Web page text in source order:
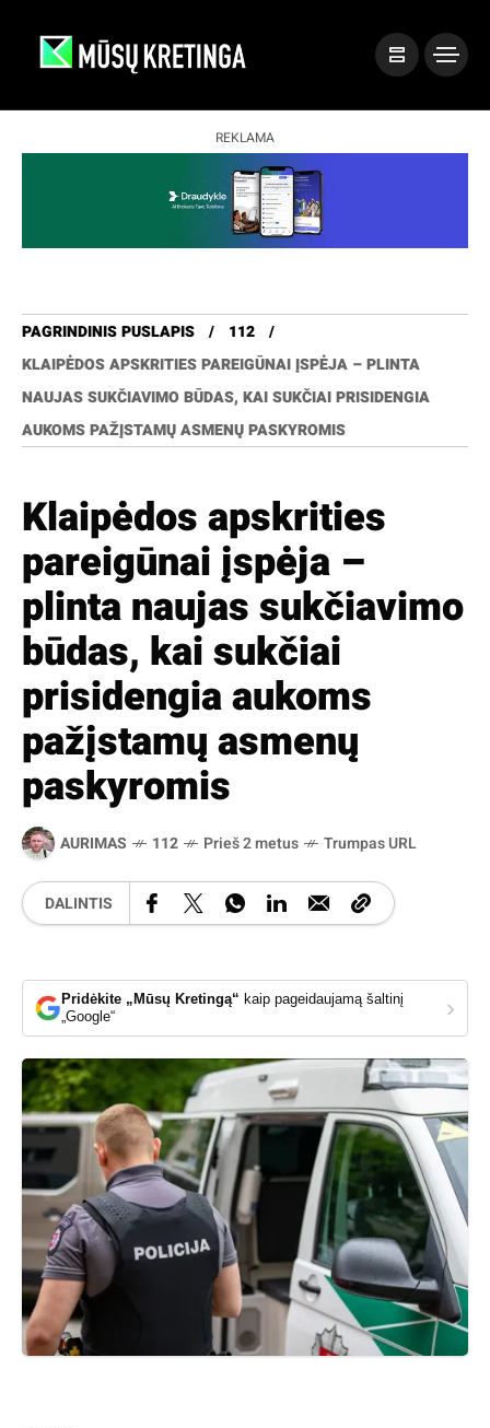
REKLAMA
PAGRINDINIS PUSLAPIS
112
KLAIPĖDOS APSKRITIES PAREIGŪNAI ĮSPĖJA – PLINTA
NAUJAS SUKČIAVIMO BŪDAS, KAI SUKČIAI PRISIDENGIA
AUKOMS PAŽĮSTAMŲ ASMENŲ PASKYROMIS
Klaipėdos apskrities
pareigūnai įspėja –
plinta naujas sukčiavimo
būdas, kai sukčiai
prisidengia aukoms
pažįstamų asmenų
paskyromis
AURIMAS 112 Prieš 2 metus Trumpas URL
DALINTIS
Pridėkite „Mūsų Kretingą“ kaip pageidaujamą šaltinį
„Google“
›